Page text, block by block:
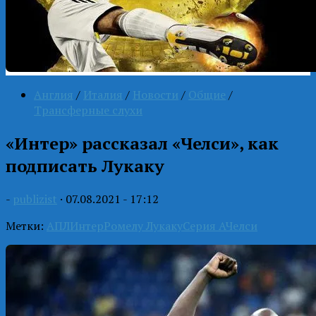
Англия / Италия / Новости / Общие /
Трансферные слухи
«Интер» рассказал «Челси», как
подписать Лукаку
- publizist · 07.08.2021 - 17:12
Метки: АПЛИнтерРомелу ЛукакуСерия АЧелси